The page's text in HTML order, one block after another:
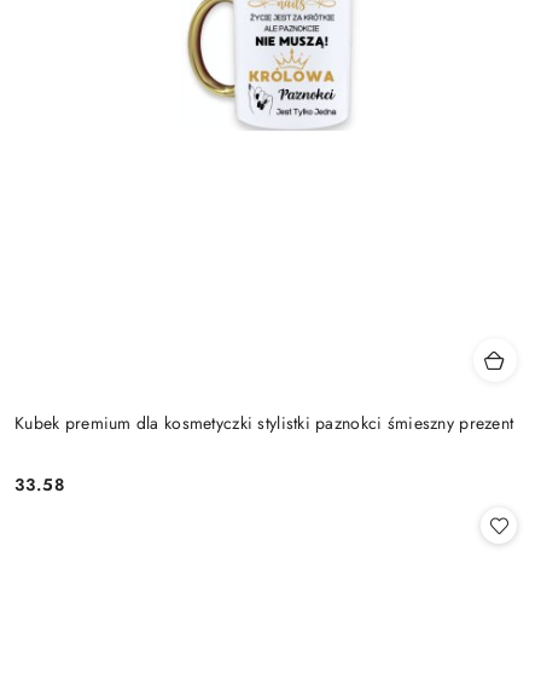
Kubek premium dla kosmetyczki stylistki paznokci śmieszny prezent
Cena:
33.58